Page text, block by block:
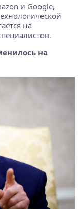
и Google,
на
на